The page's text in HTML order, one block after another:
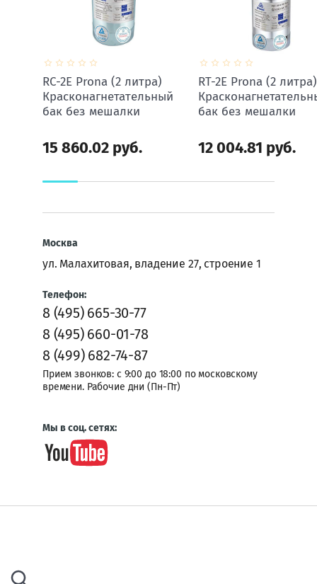
RC-2E Prona (2 литра)
Красконагнетательный
бак без мешалки
15 860.02 руб.
RT-2E Prona (2 литра)
бак без мешалки
12 004.81 руб.
Москва
ул. Малахитовая, владение 27, строение 1
Телефон:
8 (495) 665-30-77
8 (495) 660-01-78
8 (499) 682-74-87
Прием звонков: с 9:00 до 18:00 по московскому
времени. Рабочие дни (Пн-Пт)
Мы в соц. сетях: